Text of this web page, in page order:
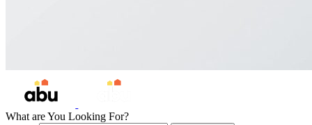
What are You Looking For?